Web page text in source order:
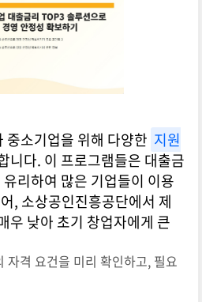
중소기업을 위해 다양한 지원
니다. 이 프로그램들은 대출금
리하여 많은 기업들이 이용
, 소상공인진흥공단에서 제
우 낮아 초기 창업자에게 큰
격 요건을 미리 확인하고, 필요